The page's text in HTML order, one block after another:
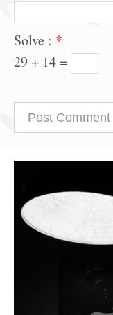
Solve : *
29 + 14 =